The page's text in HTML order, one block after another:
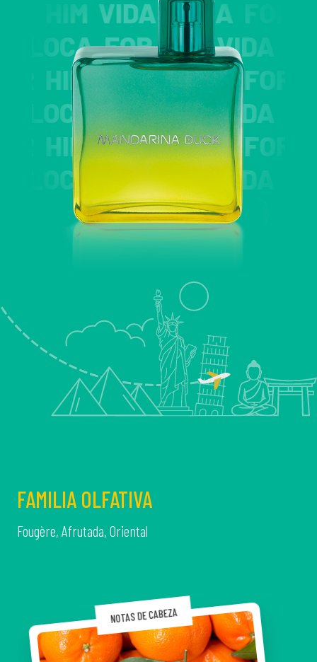
VIDA LOCA FOR
LOCA FOR HIM
VIDA LOCA FOR
LOCA FOR HIM
VIDA LOCA FOR
LOCA FOR HIM
FAMILIA OLFATIVA
Fougère, Afrutada, Oriental
NOTAS DE CABEZA